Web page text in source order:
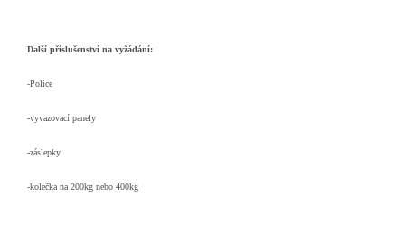
Další příslušenství na vyžádání:
-Police
-vyvazovací panely
-záslepky
-kolečka na 200kg nebo 400kg